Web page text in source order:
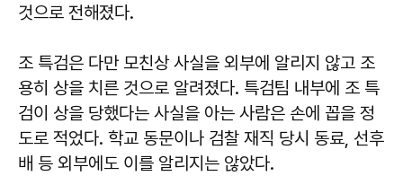
것으로 전해졌다.
조 특검은 다만 모친상 사실을 외부에 알리지 않고 조
용히 상을 치른 것으로 알려졌다. 특검팀 내부에 조 특
검이 상을 당했다는 사실을 아는 사람은 손에 꼽을 정
도로 적었다. 학교 동문이나 검찰 재직 당시 동료, 선후
배 등 외부에도 이를 알리지는 않았다.